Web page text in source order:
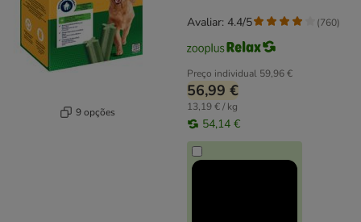
9 opções
Preço individual 59,96 €
56,99 €
13,19 € / kg
54,14 €
Avaliar: 4.4/5 (760)